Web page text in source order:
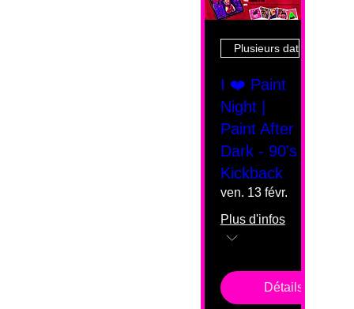
Plusieurs dates
I ❤️ Paint
Night |
Paint After
Dark - 90's
Kickback
ven. 13 févr.
Plus d'infos
Détails